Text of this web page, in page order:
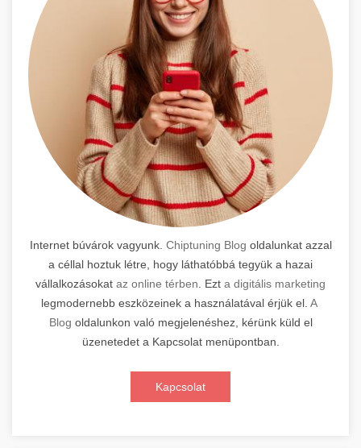
Internet búvárok vagyunk. Chiptuning Blog oldalunkat azzal
a céllal hoztuk létre, hogy láthatóbbá tegyük a hazai
vállalkozásokat az online térben . Ezt a digitális marketing
legmodernebb eszközeinek a használatával érjük el. A
Blog oldalunkon való megjelenéshez, kérünk küld el
üzenetedet a Kapcsolat menüpontban.
Kapcsolat